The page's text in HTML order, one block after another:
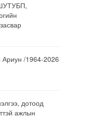
/1964-2026
дотоод
ажлын